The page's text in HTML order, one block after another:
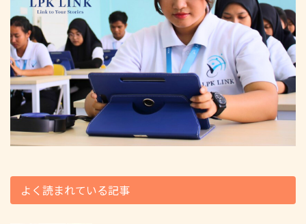
よく読まれている記事